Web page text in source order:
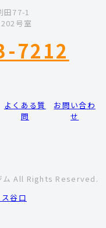
田77-1
号室
7212
よくある質
問
お問い合わ
せ
All Rights Reserved.
谷口